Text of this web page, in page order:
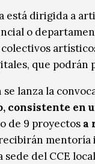
está dirigida a
o
que podrán
se lanza la
consistente en
de 9 proyectos a
sede del CCE